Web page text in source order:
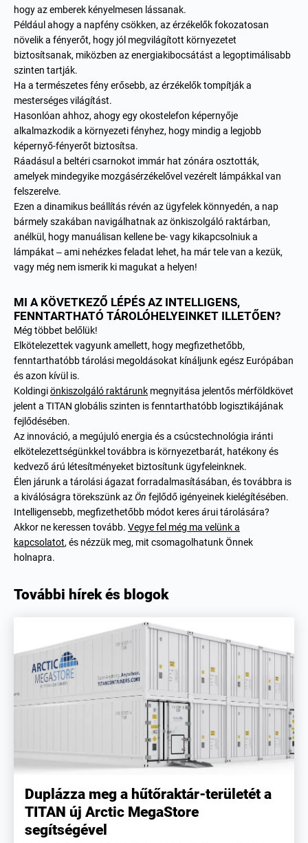
hogy az emberek kényelmesen lássanak.
Például ahogy a napfény csökken, az érzékelők fokozatosan
növelik a fényerőt, hogy jól megvilágított környezetet
biztosítsanak, miközben az energiakibocsátást a legoptimálisabb
szinten tartják.
Ha a természetes fény erősebb, az érzékelők tompítják a
mesterséges világítást.
Hasonlóan ahhoz, ahogy egy okostelefon képernyője
alkalmazkodik a környezeti fényhez, hogy mindig a legjobb
képernyő-fényerőt biztosítsa.
Ráadásul a beltéri csarnokot immár hat zónára osztották,
amelyek mindegyike mozgásérzékelővel vezérelt lámpákkal van
felszerelve.
Ezen a dinamikus beállítás révén az ügyfelek könnyedén, a nap
bármely szakában navigálhatnak az önkiszolgáló raktárban,
anélkül, hogy manuálisan kellene be- vagy kikapcsolniuk a
lámpákat – ami nehézkes feladat lehet, ha már tele van a kezük,
vagy még nem ismerik ki magukat a helyen!
MI A KÖVETKEZŐ LÉPÉS AZ INTELLIGENS,
FENNTARTHATÓ TÁROLÓHELYEINKET ILLETŐEN?
Még többet belőlük!
Elkötelezettek vagyunk amellett, hogy megfizethetőbb,
fenntarthatóbb tárolási megoldásokat kínáljunk egész Európában
és azon kívül is.
Koldingiönkiszolgáló raktárunk megnyitása jelentős mérföldkövet
jelent a TITAN globális szinten is fenntarthatóbb logisztikájának
fejlődésében.
Az innováció, a megújuló energia és a csúcstechnológia iránti
elkötelezettségünkkel továbbra is környezetbarát, hatékony és
kedvező árú létesítményeket biztosítunk ügyfeleinknek.
Élen járunk a tárolási ágazat forradalmasításában, és továbbra is
a kiválóságra törekszünk azÖn fejlődő igényeinek kielégítésében.
Intelligensebb, megfizethetőbb módot keres árui tárolására?
Akkor ne keressen tovább. Vegye fel még ma velünk a
kapcsolatot, és nézzük meg, mit csomagolhatunk Önnek
holnapra.
További hírek és blogok
Duplázza meg a hűtőraktár-területét a
TITAN új Arctic MegaStore
segítségével